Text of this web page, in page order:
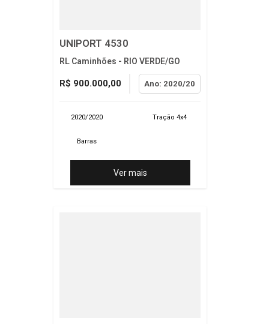
UNIPORT 4530
RL Caminhões - RIO VERDE/GO
R$ 900.000,00 Ano: 2020/20
2020/2020 Tração 4x4
Barras
Ver mais